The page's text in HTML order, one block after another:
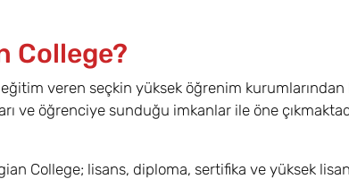
College?
eğitim veren seçkin yüksek öğrenim
ve öğrenciye sunduğu imkanlar ile öne
College; lisans, diploma, sertifika ve yüksek